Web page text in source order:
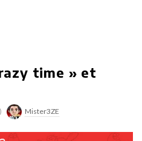
time » et
Mister3ZE